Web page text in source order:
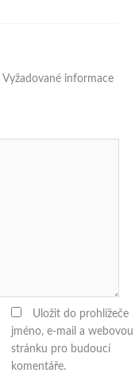
Vyžadované informace
Uložit do prohlížeče
jméno, e-mail a webovou
stránku pro budoucí
komentáře.